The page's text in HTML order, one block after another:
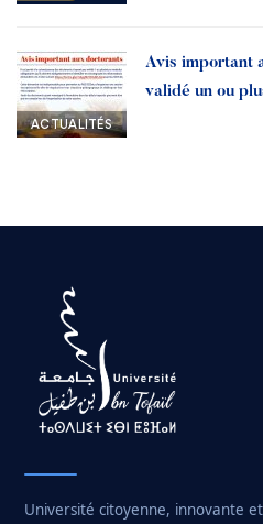
ACTUALITÉS
Avis important
validé un ou
Université citoyenne, innovante et